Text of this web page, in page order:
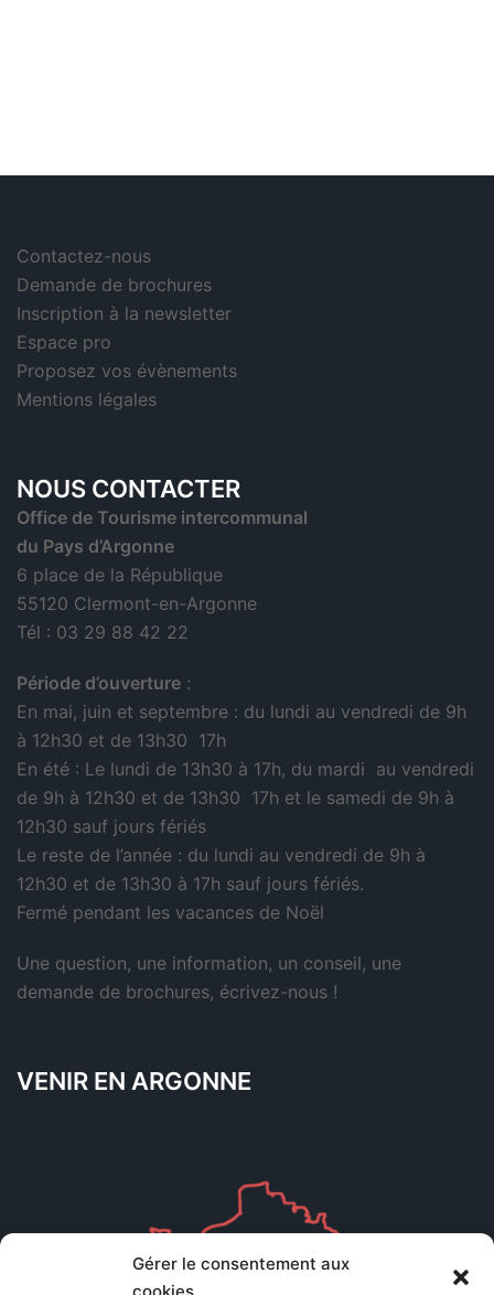
Gérer le consentement aux
Contactez-nous
Demande de brochures
Inscription à la newsletter
Espace pro
Proposez vos évènements
Mentions légales
NOUS CONTACTER
Office de Tourisme intercommunal
du Pays d’Argonne
6 place de la République
55120 Clermont-en-Argonne
Tél : 03 29 88 42 22
Période d’ouverture :
En mai, juin et septembre : du lundi au vendredi de 9h
à 12h30 et de 13h30 17h
En été : Le lundi de 13h30 à 17h, du mardi au vendredi
de 9h à 12h30 et de 13h30 17h et le samedi de 9h à
12h30 sauf jours fériés
Le reste de l’année : du lundi au vendredi de 9h à
12h30 et de 13h30 à 17h sauf jours fériés.
Fermé pendant les vacances de Noël
Une question, une information, un conseil, une
demande de brochures, écrivez-nous !
VENIR EN ARGONNE